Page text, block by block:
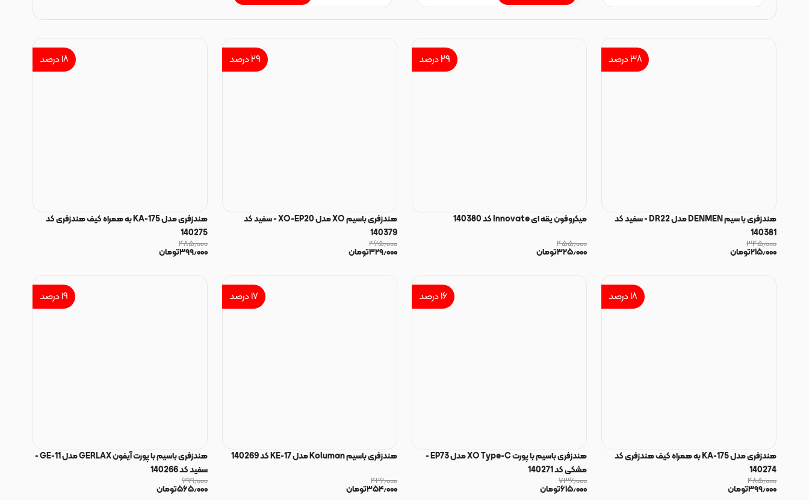
۳۸درصد
هندزفری با سیم DENMEN مدل DR22 - سفید کد
140381
۳۴۵٫۰۰۰
۲۱۵٫۰۰۰تومان
۲۹درصد
میکروفون یقه ای Innovate کد 140380
۴۵۵٫۰۰۰
۳۲۵٫۰۰۰تومان
۲۹درصد
هندزفری باسیم XO مدل XO-EP20 - سفید کد
140379
۴۶۵٫۰۰۰
۳۲۹٫۰۰۰تومان
۱۸درصد
هندزفری مدل KA-175 به همراه کیف هندزفری کد
140275
۴۸۵٫۰۰۰
۳۹۹٫۰۰۰تومان
۱۸درصد
هندزفری مدل KA-175 به همراه کیف هندزفری کد
140274
۴۸۵٫۰۰۰
۳۹۹٫۰۰۰تومان
۱۶درصد
هندزفری باسیم با پورت XO Type-C مدل EP73 -
مشکی کد 140271
۷۳۶٫۰۰۰
۶۱۵٫۰۰۰تومان
۱۷درصد
هندزفری باسیم Koluman مدل KE-17 کد 140269
۴۲۶٫۰۰۰
۳۵۴٫۰۰۰تومان
۱۹درصد
هندزفری باسیم با پورت آیفون GERLAX مدل GE-11 -
سفید کد 140266
۶۹۹٫۰۰۰
۵۶۵٫۰۰۰تومان